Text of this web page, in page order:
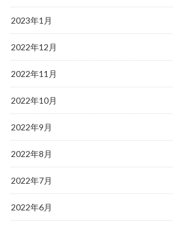
2023年1月
2022年12月
2022年11月
2022年10月
2022年9月
2022年8月
2022年7月
2022年6月